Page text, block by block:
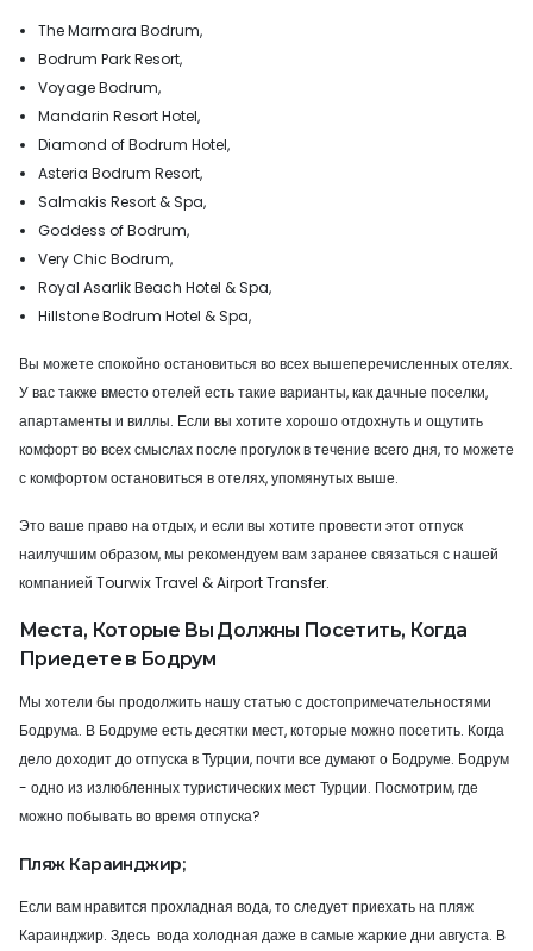
The Marmara Bodrum,
Bodrum Park Resort,
Voyage Bodrum,
Mandarin Resort Hotel,
Diamond of Bodrum Hotel,
Asteria Bodrum Resort,
Salmakis Resort & Spa,
Goddess of Bodrum,
Very Chic Bodrum,
Royal Asarlik Beach Hotel & Spa,
Hillstone Bodrum Hotel & Spa,
Вы можете спокойно остановиться во всех вышеперечисленных отелях.
У вас также вместо отелей есть такие варианты, как дачные поселки,
апартаменты и виллы. Если вы хотите хорошо отдохнуть и ощутить
комфорт во всех смыслах после прогулок в течение всего дня, то можете
с комфортом остановиться в отелях, упомянутых выше.
Это ваше право на отдых, и если вы хотите провести этот отпуск
наилучшим образом, мы рекомендуем вам заранее связаться с нашей
компанией Tourwix Travel & Airport Transfer.
Места, Которые Вы Должны Посетить, Когда
Приедете в Бодрум
Мы хотели бы продолжить нашу статью с достопримечательностями
Бодрума. В Бодруме есть десятки мест, которые можно посетить. Когда
дело доходит до отпуска в Турции, почти все думают о Бодруме. Бодрум
- одно из излюбленных туристических мест Турции. Посмотрим, где
можно побывать во время отпуска?
Пляж Караинджир;
Если вам нравится прохладная вода, то следует приехать на пляж
Караинджир. Здесь вода холодная даже в самые жаркие дни августа. В